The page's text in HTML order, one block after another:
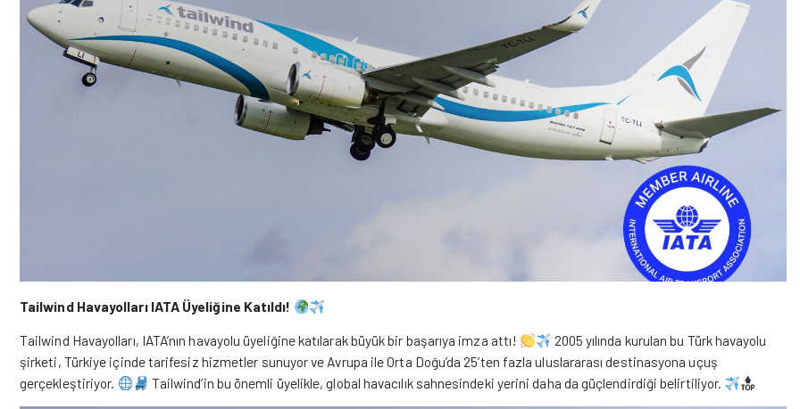
Tailwind Havayolları IATA Üyeliğine Katıldı!
Tailwind Havayolları, IATA’nın havayolu üyeliğine katılarak büyük bir başarıya imza attı!
2005 yılında kurulan bu Türk havayolu
şirketi, Türkiye içinde tarifesiz hizmetler sunuyor ve Avrupa ile Orta Doğu’da 25’ten fazla uluslararası destinasyona uçuş
gerçekleştiriyor.
Tailwind’in bu önemli üyelikle, global havacılık sahnesindeki yerini daha da güçlendirdiği belirtiliyor.